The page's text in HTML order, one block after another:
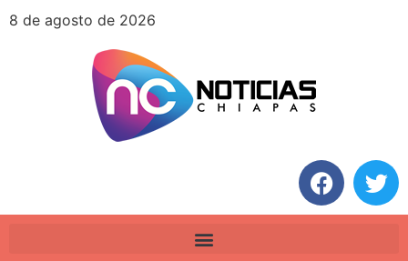
8 de agosto de 2026